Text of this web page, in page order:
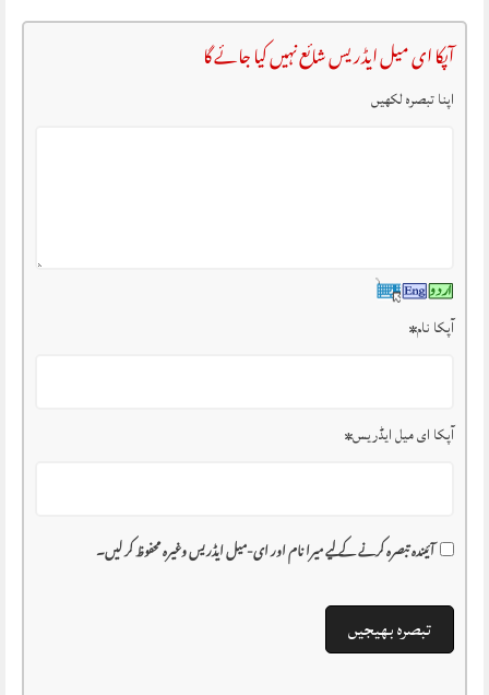
آپکا ای میل ایڈریس شائع نہیں کیا جائے گا
اپنا تبصرہ لکھیں
آپکا نام*
آپکا ای میل ایڈریس*
آئیندہ تبصرہ کرنے کے لیے میرا نام اور ای-میل ایڈریس وغیرہ محفوظ کر لیں۔